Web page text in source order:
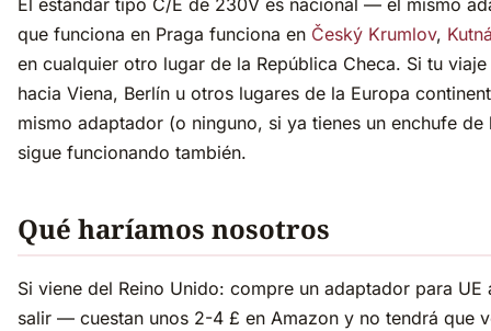
El estándar tipo C/E de 230V es nacional — el mismo
que funciona en Praga funciona en Český Krumlov,
en cualquier otro lugar de la República Checa. Si tu
hacia Viena, Berlín u otros lugares de la Europa
mismo adaptador (o ninguno, si ya tienes un enchufe de
sigue funcionando también.
Qué haríamos nosotros
Si viene del Reino Unido: compre un adaptador para UE
salir — cuestan unos 2-4 £ en Amazon y no tendrá que